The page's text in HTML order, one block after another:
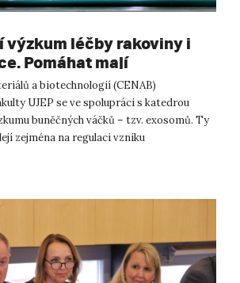
výzkum léčby rakoviny i
Pomáhat mají
a biotechnologií (CENAB)
UJEP se ve spolupráci s katedrou
buněčných váčků – tzv. exosomů. Ty
zejména na regulaci vzniku